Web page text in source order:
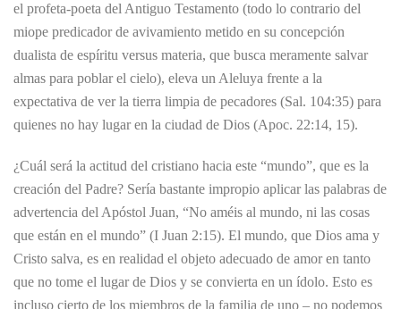
el profeta-poeta del Antiguo Testamento (todo lo contrario del
miope predicador de avivamiento metido en su concepción
dualista de espíritu versus materia, que busca meramente salvar
almas para poblar el cielo), eleva un Aleluya frente a la
expectativa de ver la tierra limpia de pecadores (Sal. 104:35) para
quienes no hay lugar en la ciudad de Dios (Apoc. 22:14, 15).
¿Cuál será la actitud del cristiano hacia este “mundo”, que es la
creación del Padre? Sería bastante impropio aplicar las palabras de
advertencia del Apóstol Juan, “No améis al mundo, ni las cosas
que están en el mundo” (I Juan 2:15). El mundo, que Dios ama y
Cristo salva, es en realidad el objeto adecuado de amor en tanto
que no tome el lugar de Dios y se convierta en un ídolo. Esto es
incluso cierto de los miembros de la familia de uno – no podemos